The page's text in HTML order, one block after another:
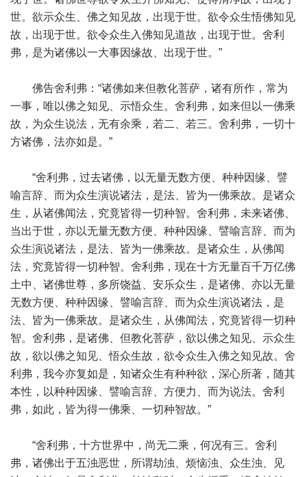
世。欲示众生、佛之知见故，出现于世。欲令众生悟佛知见
故，出现于世。欲令众生入佛知见道故，出现于世。舍利
弗，是为诸佛以一大事因缘故、出现于世。”
佛告舍利弗：“诸佛如来但教化菩萨，诸有所作，常为
一事，唯以佛之知见、示悟众生。舍利弗，如来但以一佛乘
故，为众生说法，无有余乘，若二、若三。舍利弗，一切十
方诸佛，法亦如是。”
“舍利弗，过去诸佛，以无量无数方便、种种因缘、譬
喻言辞、而为众生演说诸法，是法、皆为一佛乘故。是诸众
生，从诸佛闻法，究竟皆得一切种智。舍利弗，未来诸佛、
当出于世，亦以无量无数方便、种种因缘、譬喻言辞、而为
众生演说诸法，是法、皆为一佛乘故。是诸众生，从佛闻
法，究竟皆得一切种智。舍利弗，现在十方无量百千万亿佛
土中、诸佛世尊，多所饶益、安乐众生，是诸佛、亦以无量
无数方便、种种因缘、譬喻言辞、而为众生演说诸法，是
法、皆为一佛乘故。是诸众生，从佛闻法，究竟皆得一切种
智。舍利弗，是诸佛、但教化菩萨，欲以佛之知见、示众生
故，欲以佛之知见、悟众生故，欲令众生入佛之知见故。舍
利弗，我今亦复如是，知诸众生有种种欲，深心所著，随其
本性，以种种因缘、譬喻言辞、方便力、而为说法。舍利
弗，如此，皆为得一佛乘、一切种智故。”
“舍利弗，十方世界中，尚无二乘，何况有三。舍利
弗，诸佛出于五浊恶世，所谓劫浊、烦恼浊、众生浊、见